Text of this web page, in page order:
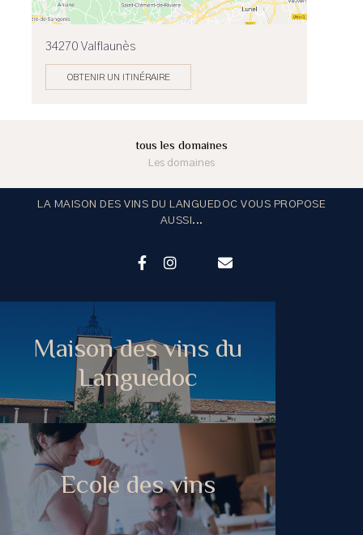
34270 Valflaunès
OBTENIR UN ITINÉRAIRE
tous les domaines
Les domaines
LA MAISON DES VINS DU LANGUEDOC VOUS PROPOSE
AUSSI...
Maison des vins du
Languedoc
Ecole des vins